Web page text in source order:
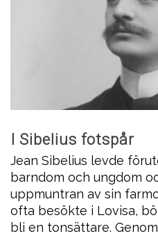
I Sibelius fotspår
Jean Sibelius levde
barndom och ungdom
uppmuntran av sin
ofta besökte i Lovisa,
bli en tonsättare.